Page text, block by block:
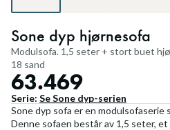
Sone dyp hjørnesofa
Modulsofa. 1,5 seter + stort buet
18 sand
63.469
Serie: SeSone dyp-serien
Sone dyp sofa er en modulsofaserie
Denne sofaen består av 1,5 seter,